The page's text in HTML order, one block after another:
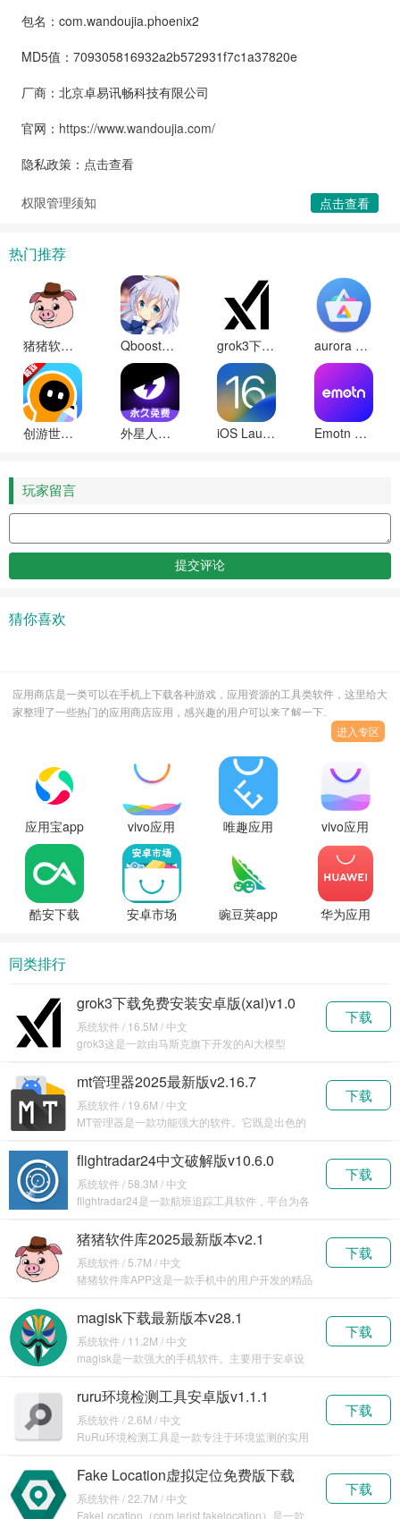
包名：com.wandoujia.phoenix2
MD5值：709305816932a2b572931f7c1a37820e
厂商：北京卓易讯畅科技有限公司
官网： https://www.wandoujia.com/
隐私政策： 点击查看
权限管理须知 点击查看
热门推荐
猪猪软件库2025最新版本 Qboost骁龙加速器最新版下载 grok3下载免费安装安卓版(xai) aurora store中文版下载
创游世界(创游编辑器)下载安装手机正版 外星人加速器手机版下载 iOS Launcher官方正版下载 Emotn UI桌面软件tv版下载
玩家留言
猜你喜欢
应用商店是一类可以在手机上下载各种游戏，应用资源的工具类软件，这里给大
家整理了一些热门的应用商店应用，感兴趣的用户可以来了解一下。
进入专区
应用宝app
安卓版免
费下载
vivo应用
商店下载
官方正版
唯趣应用
装包手表
版
vivo应用
商店国际
版2025最
新下载
酷安下载
安卓市场
豌豆荚app
华为应用
同类排行
grok3下载免费安装安卓版(xai)v1.0
系统软件 / 16.5M / 中文
grok3这是一款由马斯克旗下开发的Ai大模型
下载
mt管理器2025最新版v2.16.7
系统软件 / 19.6M / 中文
MT管理器是一款功能强大的软件。它既是出色的
下载
flightradar24中文破解版v10.6.0
系统软件 / 58.3M / 中文
flightradar24是一款航班追踪工具软件，平台为各
下载
猪猪软件库2025最新版本v2.1
系统软件 / 5.7M / 中文
猪猪软件库APP这是一款手机中的用户开发的精品
下载
magisk下载最新版本v28.1
系统软件 / 11.2M / 中文
magisk是一款强大的手机软件。主要用于安卓设
下载
ruru环境检测工具安卓版v1.1.1
系统软件 / 2.6M / 中文
RuRu环境检测工具是一款专注于环境监测的实用
下载
Fake Location虚拟定位免费版下载
v1.3.5
系统软件 / 22.7M / 中文
FakeLocation（com.lerist.fakelocation）是一款
下载